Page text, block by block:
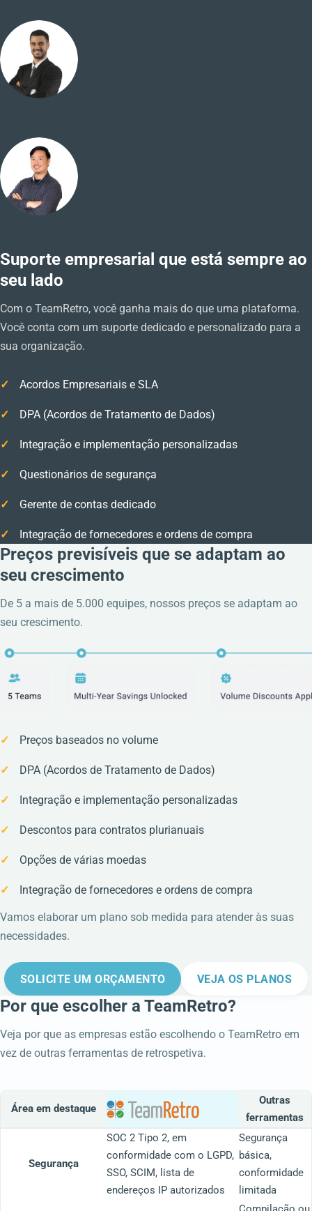
Suporte empresarial que está sempre ao
seu lado
Com o TeamRetro, você ganha mais do que uma plataforma.
Você conta com um suporte dedicado e personalizado para a
sua organização.
Acordos Empresariais e SLA
DPA (Acordos de Tratamento de Dados)
Integração e implementação personalizadas
Questionários de segurança
Gerente de contas dedicado
Integração de fornecedores e ordens de compra
Preços previsíveis que se adaptam ao
seu crescimento
De 5 a mais de 5.000 equipes, nossos preços se adaptam ao
seu crescimento.
Preços baseados no volume
DPA (Acordos de Tratamento de Dados)
Integração e implementação personalizadas
Descontos para contratos plurianuais
Opções de várias moedas
Integração de fornecedores e ordens de compra
Vamos elaborar um plano sob medida para atender às suas
necessidades.
SOLICITE UM ORÇAMENTO VEJA OS PLANOS
Por que escolher a TeamRetro?
Veja por que as empresas estão escolhendo o TeamRetro em
vez de outras ferramentas de retrospetiva.
Área em destaque
Outras
ferramentas
Segurança
SOC 2 Tipo 2, em
conformidade com o LGPD,
SSO, SCIM, lista de
endereços IP autorizados
Segurança
básica,
conformidade
limitada